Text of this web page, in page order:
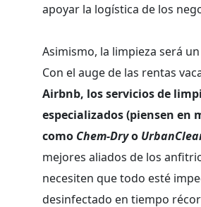
apoyar la logística de los
Asimismo, la limpieza será
Con el auge de las rentas
Airbnb, los servicios de
especializados (piensen en
como Chem-Dryo
mejores aliados de los
necesiten que todo esté
desinfectado en tiempo